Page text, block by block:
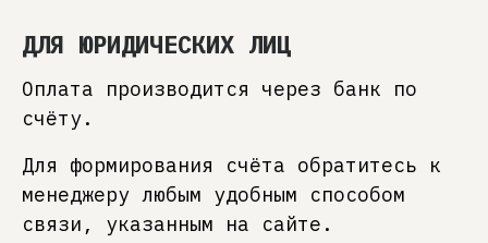
ДЛЯ ЮРИДИЧЕСКИХ ЛИЦ
Оплата производится через банк по
счёту.
Для формирования счёта обратитесь к
менеджеру любым удобным способом
связи, указанным на сайте.